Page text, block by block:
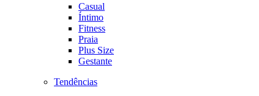
Casual
Íntimo
Fitness
Praia
Plus Size
Gestante
Tendências